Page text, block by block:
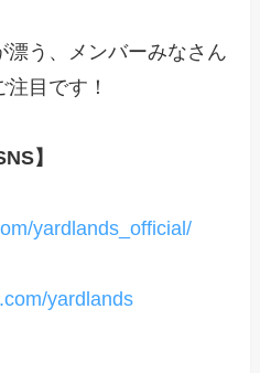
う、メンバーみなさん
目です！
】
yardlands_official/
yardlands